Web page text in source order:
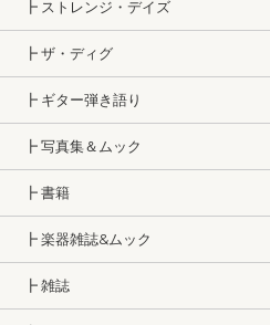
┣ ストレンジ・デイズ
┣ ザ・ディグ
┣ ギター弾き語り
┣ 写真集＆ムック
┣ 書籍
┣ 楽器雑誌&ムック
┣ 雑誌